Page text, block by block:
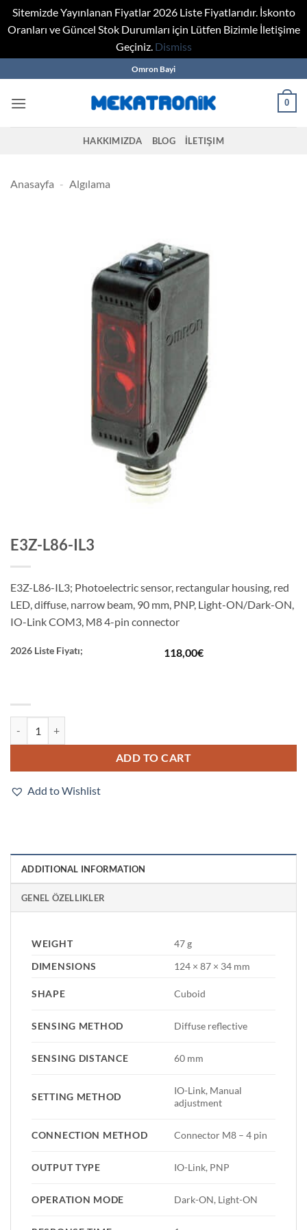
Sitemizde Yayınlanan Fiyatlar 2026 Liste Fiyatlarıdır. İskonto
Oranları ve Güncel Stok Durumları için Lütfen Bizimle İletişime
Geçiniz. Dismiss
to
content
Omron Bayi
0
HAKKIMIZDA BLOG İLETIŞIM
Anasayfa - Algılama
E3Z-L86-IL3
E3Z-L86-IL3; Photoelectric sensor, rectangular housing, red
LED, diffuse, narrow beam, 90 mm, PNP, Light-ON/Dark-ON,
IO-Link COM3, M8 4-pin connector
2026 Liste Fiyatı; 118,00€
ADD TO CART
Add to Wishlist
ADDITIONAL INFORMATION
GENEL ÖZELLIKLER
WEIGHT
47 g
DIMENSIONS
124 × 87 × 34 mm
SHAPE Cuboid
SENSING METHOD Diffuse reflective
SENSING DISTANCE 60 mm
SETTING METHOD
IO-Link, Manual
adjustment
CONNECTION METHOD Connector M8 – 4 pin
OUTPUT TYPE IO-Link, PNP
OPERATION MODE Dark-ON, Light-ON